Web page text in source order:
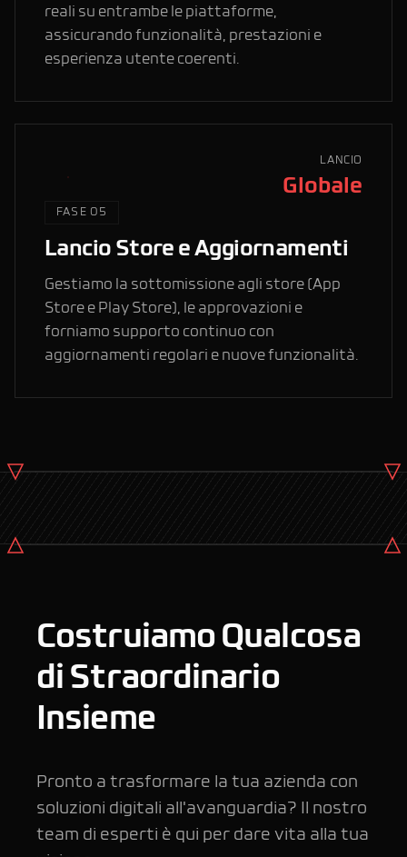
reali su entrambe le piattaforme,
assicurando funzionalità, prestazioni e
esperienza utente coerenti.
LANCIO
Globale
FASE 05
Lancio Store e Aggiornamenti
Gestiamo la sottomissione agli store (App
Store e Play Store), le approvazioni e
forniamo supporto continuo con
aggiornamenti regolari e nuove funzionalità.
Costruiamo Qualcosa
di Straordinario
Insieme
Pronto a trasformare la tua azienda con
soluzioni digitali all'avanguardia? Il nostro
team di esperti è qui per dare vita alla tua